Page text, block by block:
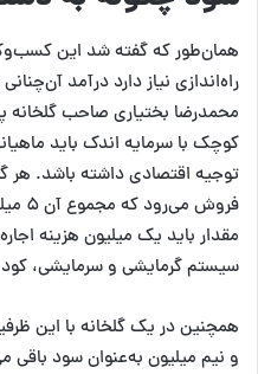
همان‌طور که گفته شد این
راه‌اندازی نیاز دارد درآمد
محمدرضا بختیاری صاحب گلخانه
سیستم گرمایشی و سرمایشی،‌
همچنین در یک گلخانه با این
و نیم میلیون به‌عنوان سود